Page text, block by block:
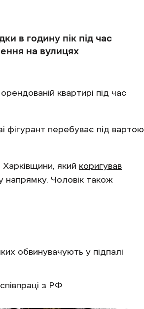
в годину пік під час
на вулицях
квартирі під час
фігурант перебуває під вартою
який коригував
напрямку. Чоловік також
обвинувачують у підпалі
співпраці з РФ